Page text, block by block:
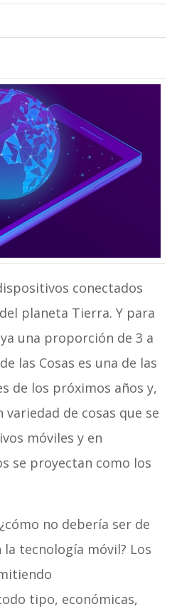
conectados
planeta Tierra. Y para
una proporción de 3 a
las Cosas es una de las
de los próximos años y,
de cosas que se
móviles y en
se proyectan como los
no debería ser de
tecnología móvil? Los
tipo, económicas,